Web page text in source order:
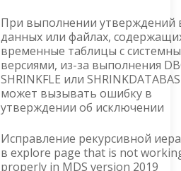
При выполнении утверждений
данных или файлах,
временные таблицы с
версиями, из-за выполнения
SHRINKFLE или
может вызывать ошибку в
утверждении об исключении
Исправление рекурсивной
в explore page that is not
properly in MDS version 2019